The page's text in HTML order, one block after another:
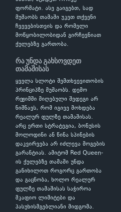
ფორმატი. ასე გაიგებთ, სად
მუშაობს თამაში უკეთ თქვენი
ჩვევებისთვის და რომელი
მოწყობილობიდან გირჩევნიათ
ქულებზე გართობა.
რა უნდა გახსოვდეთ
თამაშისას
ყველა სლოტი შემთხვევითობის
პრინციპზე მუშაობს. დემო
რეჟიმში მიღებული შედეგი არ
ნიშნავს, რომ იგივე მოხდება
რეალურ ფულზე თამაშისას.
არც ერთი სტრატეგია, ბონუსის
მოლოდინი ან წინა სპინების
დაკვირვება არ იძლევა მოგების
გარანტიას. ამიტომ Red Queen-
ის ქულებზე თამაში უნდა
განიხილოთ როგორც გართობა
და გაცნობა, ხოლო რეალურ
ფულზე თამაშისას საჭიროა
მკაფიო ლიმიტები და
პასუხისმგებლიანი მიდგომა.